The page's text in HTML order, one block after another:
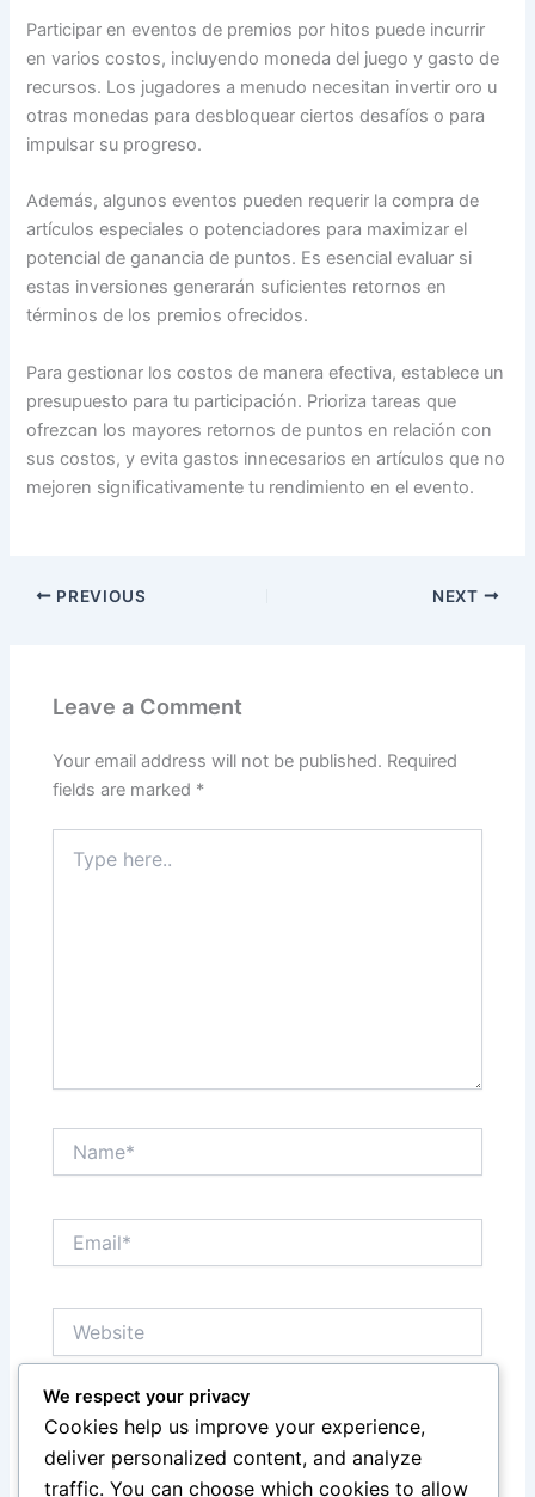
Participar en eventos de premios por hitos puede incurrir
en varios costos, incluyendo moneda del juego y gasto de
recursos. Los jugadores a menudo necesitan invertir oro u
otras monedas para desbloquear ciertos desafíos o para
impulsar su progreso.
Además, algunos eventos pueden requerir la compra de
artículos especiales o potenciadores para maximizar el
potencial de ganancia de puntos. Es esencial evaluar si
estas inversiones generarán suficientes retornos en
términos de los premios ofrecidos.
Para gestionar los costos de manera efectiva, establece un
presupuesto para tu participación. Prioriza tareas que
ofrezcan los mayores retornos de puntos en relación con
sus costos, y evita gastos innecesarios en artículos que no
mejoren significativamente tu rendimiento en el evento.
PREVIOUS NEXT
Leave a Comment
Your email address will not be published. Required
fields are marked *
here..
Save my name, email, and website in this browser
for the next time I comment.
We respect your privacy
Cookies help us improve your experience,
deliver personalized content, and analyze
traffic. You can choose which cookies to allow